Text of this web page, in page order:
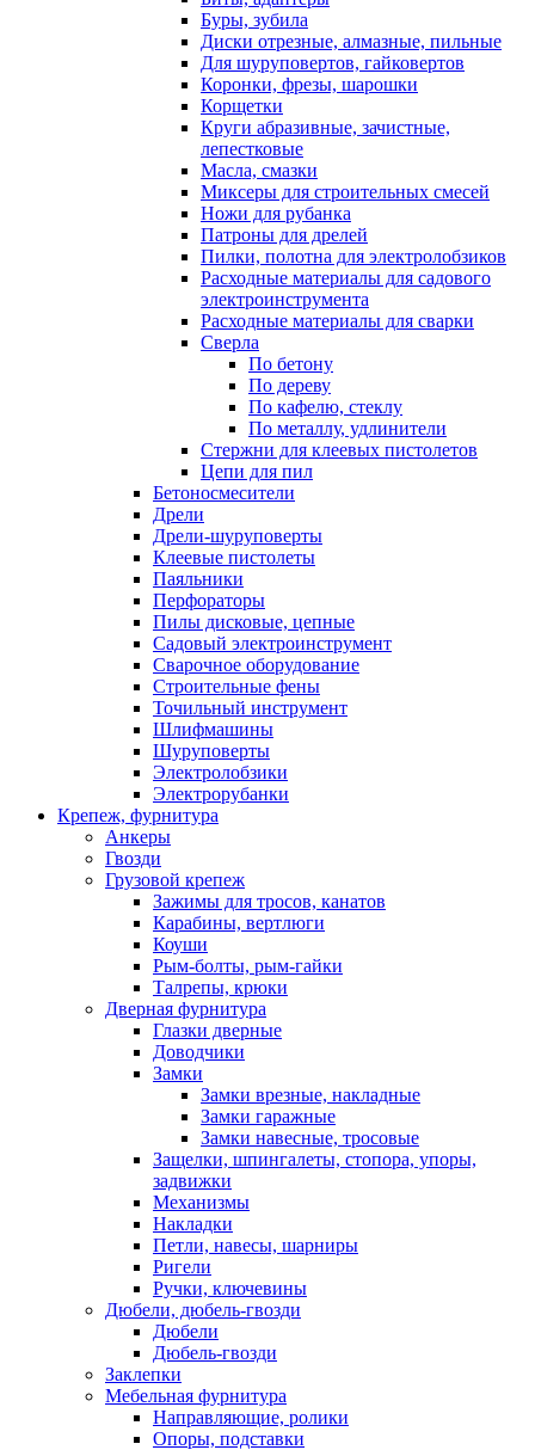
Буры, зубила
Диски отрезные, алмазные, пильные
Для шуруповертов, гайковертов
Коронки, фрезы, шарошки
Корщетки
Круги абразивные, зачистные,
лепестковые
Масла, смазки
Миксеры для строительных смесей
Ножи для рубанка
Патроны для дрелей
Пилки, полотна для электролобзиков
Расходные материалы для садового
электроинструмента
Расходные материалы для сварки
Сверла
По бетону
По дереву
По кафелю, стеклу
По металлу, удлинители
Стержни для клеевых пистолетов
Цепи для пил
Бетоносмесители
Дрели
Дрели-шуруповерты
Клеевые пистолеты
Паяльники
Перфораторы
Пилы дисковые, цепные
Садовый электроинструмент
Сварочное оборудование
Строительные фены
Точильный инструмент
Шлифмашины
Шуруповерты
Электролобзики
Электрорубанки
Крепеж, фурнитура
Анкеры
Гвозди
Грузовой крепеж
Зажимы для тросов, канатов
Карабины, вертлюги
Коуши
Рым-болты, рым-гайки
Талрепы, крюки
Дверная фурнитура
Глазки дверные
Доводчики
Замки
Замки врезные, накладные
Замки гаражные
Замки навесные, тросовые
Защелки, шпингалеты, стопора, упоры,
задвижки
Механизмы
Накладки
Петли, навесы, шарниры
Ригели
Ручки, ключевины
Дюбели, дюбель-гвозди
Дюбели
Дюбель-гвозди
Заклепки
Мебельная фурнитура
Направляющие, ролики
Опоры, подставки